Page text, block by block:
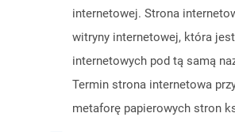
internetowej. Strona
witryny internetowej, która
internetowych pod tą samą
Termin strona internetowa
metaforę papierowych stron